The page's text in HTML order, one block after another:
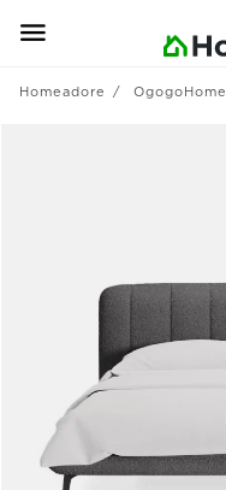
Homeadore OgogoHome